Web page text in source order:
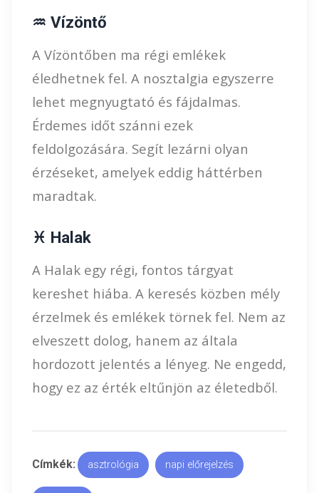
♒ Vízöntő
A Vízöntőben ma régi emlékek
éledhetnek fel. A nosztalgia egyszerre
lehet megnyugtató és fájdalmas.
Érdemes időt szánni ezek
feldolgozására. Segít lezárni olyan
érzéseket, amelyek eddig háttérben
maradtak.
♓ Halak
A Halak egy régi, fontos tárgyat
kereshet hiába. A keresés közben mély
érzelmek és emlékek törnek fel. Nem az
elveszett dolog, hanem az általa
hordozott jelentés a lényeg. Ne engedd,
hogy ez az érték eltűnjön az életedből.
Címkék: asztrológia napi előrejelzés